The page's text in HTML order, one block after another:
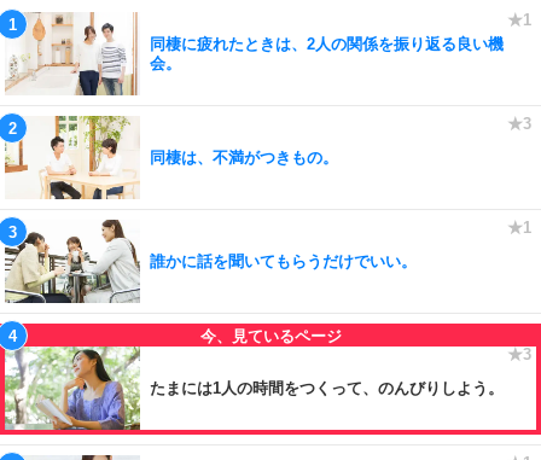
同棲に疲れたときは、2人の関係を振り返る良い機
会。
同棲は、不満がつきもの。
誰かに話を聞いてもらうだけでいい。
たまには1人の時間をつくって、のんびりしよう。